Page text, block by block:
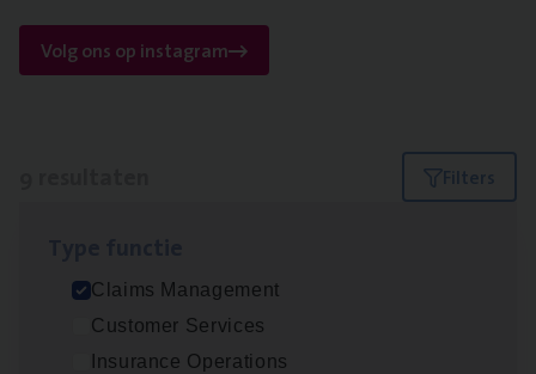
Volg ons op instagram
Filters
Claims Management
Customer Services
Insurance Operations
Test Ana­lyst
IT, Change & Innovation
Antwerpen